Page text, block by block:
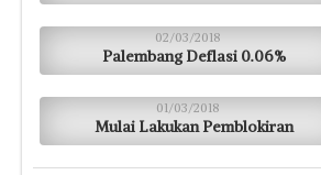
02/03/2018
Palembang Deflasi 0.06%
01/03/2018
Mulai Lakukan Pemblokiran